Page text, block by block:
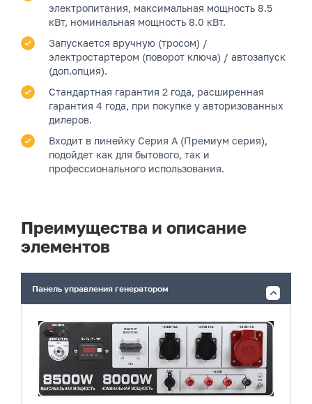
электропитания, максимальная мощность 8.5
кВт, номинальная мощность 8.0 кВт.
Запускается вручную (тросом) /
электростартером (поворот ключа) / автозапуск
(доп.опция).
Стандартная гарантия 2 года, расширенная
гарантия 4 года, при покупке у авторизованных
дилеров.
Входит в линейку Серия A (Премиум серия),
подойдет как для бытового, так и
профессионального использования.
Преимущества и описание
элементов
Панель управления генератором